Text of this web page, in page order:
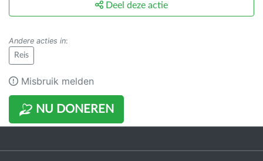
NU DONEREN
Deel deze actie
Andere acties in:
Reis
Misbruik melden